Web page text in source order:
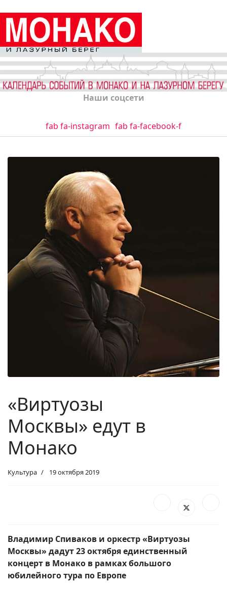
Наши соцсети
fab fa-instagram fab fa-facebook-f
«Виртуозы
Москвы» едут в
Монако
Культура 19 октября 2019
Владимир Спиваков и оркестр «Виртуозы
Москвы» дадут 23 октября единственный
концерт в Монако в рамках большого
юбилейного тура по Европе